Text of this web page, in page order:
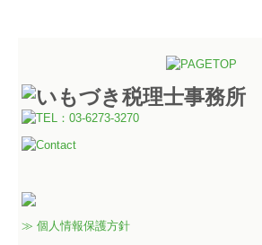
≫ 個人情報保護方針